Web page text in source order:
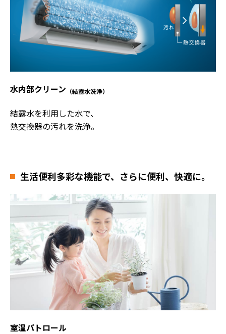
水内部クリーン （結露水洗浄）
結露水を利用した水で、
熱交換器の汚れを洗浄。
生活便利多彩な機能で、さらに便利、快適に。
室温パトロール